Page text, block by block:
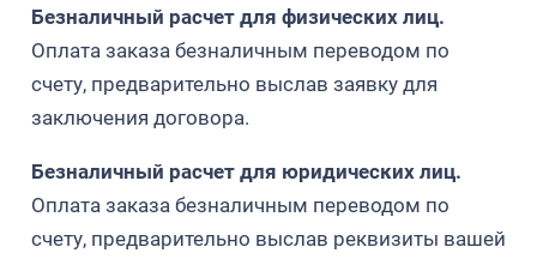
Высаживались 2 ряда растений на расстоянии
1,5 метра друг от друга с расстоянием между
растениями в пределах 0,75 метра.
Безналичный расчет для физических лиц.
Оплата заказа безналичным переводом по
счету, предварительно выслав заявку для
заключения договора.
Безналичный расчет для юридических лиц.
Оплата заказа безналичным переводом по
счету, предварительно выслав реквизиты вашей